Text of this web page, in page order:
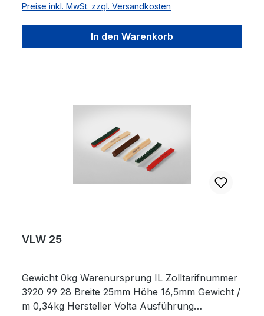
80° Shore A
Preise inkl. MwSt. zzgl. Versandkosten
In den Warenkorb
VLW 25
Gewicht 0kg Warenursprung IL Zolltarifnummer
3920 99 28 Breite 25mm Höhe 16,5mm Gewicht /
m 0,34kg Hersteller Volta Ausführung